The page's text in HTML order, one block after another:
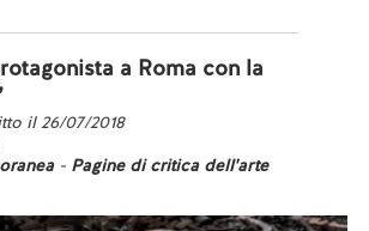
a Roma con la
il 26/07/2018
- Pagine di critica dell'arte